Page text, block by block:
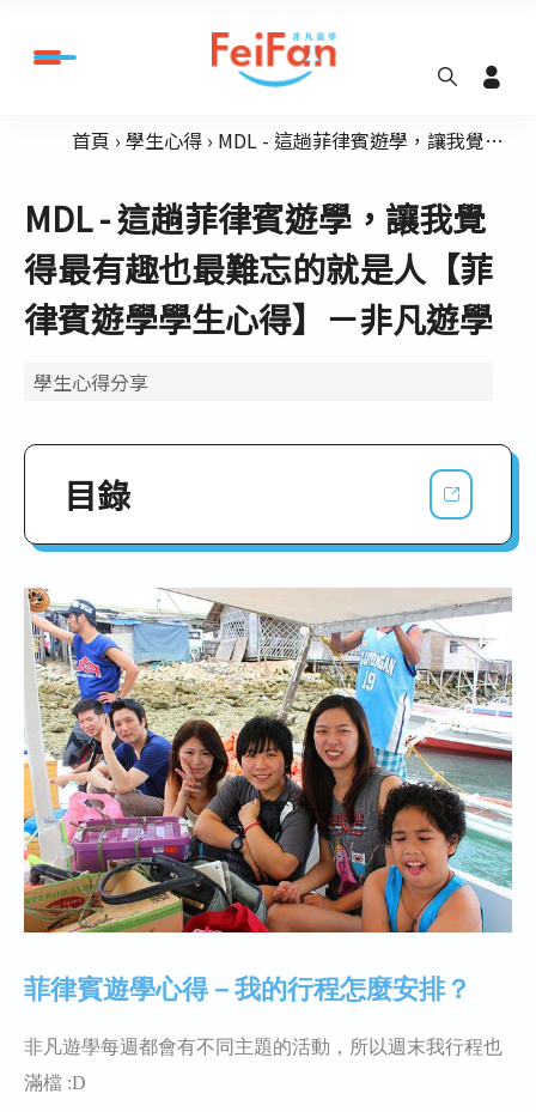
首頁 學生心得 MDL - 這趟菲律賓遊學，讓我覺得最有趣也最難忘的就是人【菲律賓遊學學生心得】－非凡遊學
MDL - 這趟菲律賓遊學，讓我覺
得最有趣也最難忘的就是人【菲
律賓遊學學生心得】－非凡遊學
學生心得分享
目錄
菲律賓遊學心得－我的行程怎麼安排？
菲律賓遊學心得－語言學校的課程有哪
些？
菲律賓遊學心得－菲律賓的治安到底好
不好？
我想了解菲律賓遊學代辦資訊及費用該
怎麼辦呢?
菲律賓遊學心得－我的行程怎麼安排？
非凡遊學每週都會有不同主題的活動，所以週末我行程也
滿檔 :D